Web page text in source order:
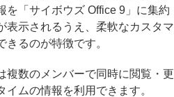
を「サイボウズ Office 9」に集約
表示されるうえ、柔軟なカスタマ
るのが特徴です。
複数のメンバーで同時に閲覧・更
ムの情報を利用できます。